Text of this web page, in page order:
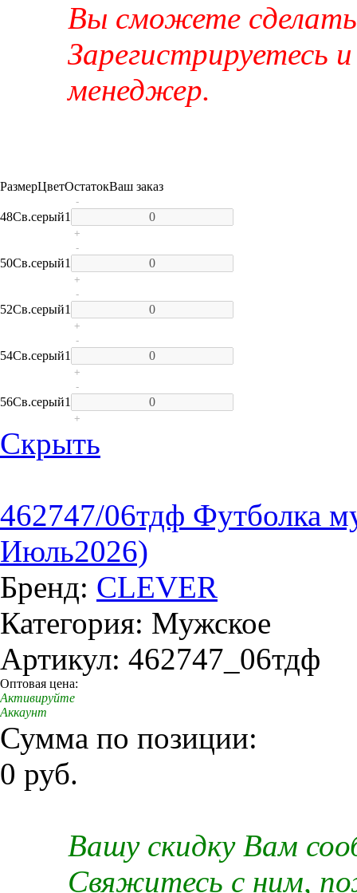
Вы сможете сделать
Зарегистрируетесь
менеджер.
РазмерЦветОстатокВаш заказ
48Св.серый1
-
+
50Св.серый1
-
+
52Св.серый1
-
+
54Св.серый1
-
+
56Св.серый1
-
+
Скрыть
462747/06тдф Футболка
Июль2026)
Бренд: CLEVER
Категория: Мужское
Артикул: 462747_06тдф
Оптовая цена:
Активируйте
Аккаунт
Сумма по позиции:
0 руб.
Вашу скидку Вам
Свяжитесь с ним,